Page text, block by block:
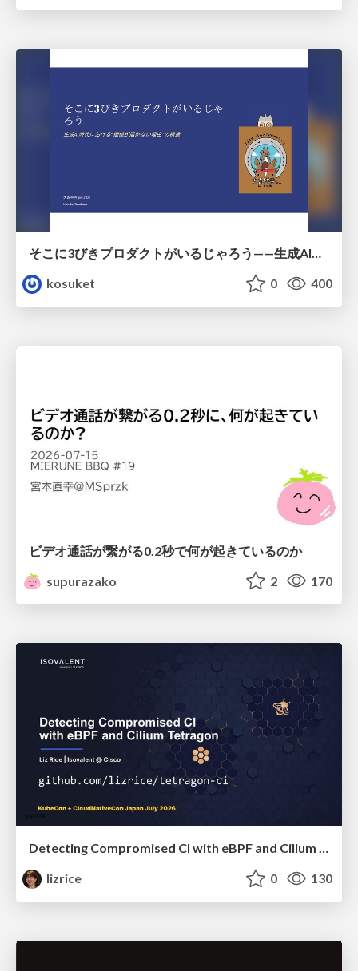
そこに3びきプロダクトがいるじゃろう——生成AI時代における“価値が届かない理由”の構造
kosuket
0 400
ビデオ通話が繋がる0.2秒で何が起きているのか
supurazako
2 170
Detecting Compromised CI with eBPF and Cilium Tetragon
lizrice
0 130